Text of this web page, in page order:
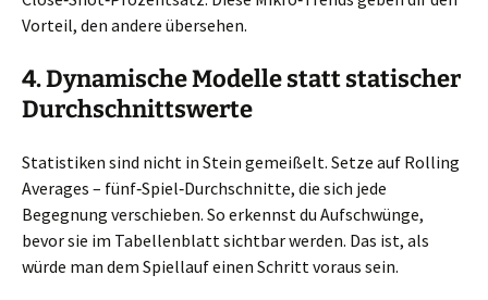
Vorteil, den andere übersehen.
4. Dynamische Modelle statt statischer
Durchschnittswerte
Statistiken sind nicht in Stein gemeißelt. Setze auf Rolling
Averages – fünf‑Spiel‑Durchschnitte, die sich jede
Begegnung verschieben. So erkennst du Aufschwünge,
bevor sie im Tabellenblatt sichtbar werden. Das ist, als
würde man dem Spiellauf einen Schritt voraus sein.